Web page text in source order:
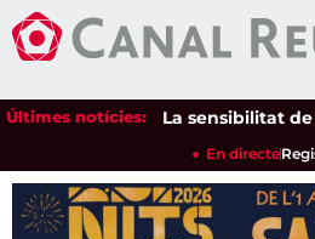
Últimes notícies:La sensibilitat de
En directe